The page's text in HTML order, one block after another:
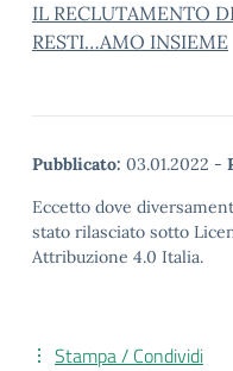
IL RECLUTAMENTO
RESTI…AMO INSIEME
Pubblicato: 03.01.2022 -
Eccetto dove
stato rilasciato sotto
Attribuzione 4.0 Italia.
Stampa / Condividi